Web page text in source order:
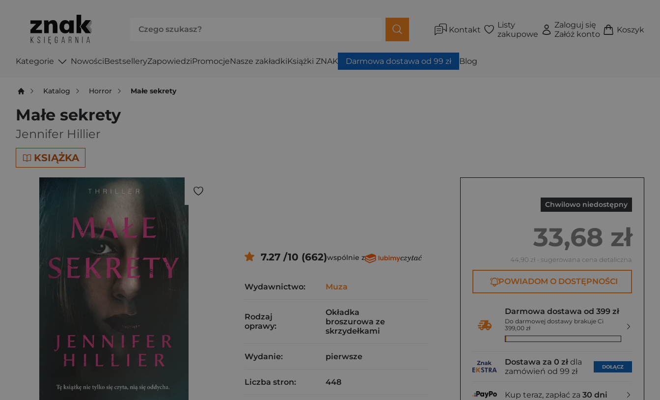
Kontakt
Listy
zakupowe
Zaloguj się
Załóż konto
Koszyk
Kategorie NowościBestselleryZapowiedziPromocjeNasze zakładkiKsiążki ZNAK Darmowa dostawa od 99 zł Blog
Katalog Horror Małe sekrety
Małe sekrety
Jennifer Hillier
KSIĄŻKA
Chwilowo niedostępny
33,68 zł
44,90 zł - sugerowana cena detaliczna
POWIADOM O DOSTĘPNOŚCI
Darmowa dostawa od 399 zł
Do darmowej dostawy brakuje Ci
399,00 zł
Dostawa za 0 zł dla
zamówień od 99 zł
DOŁĄCZ
Kup teraz, zapłać za 30 dni
7.27 /10 (662)wspólnie z
Wydawnictwo: Muza
Rodzaj
oprawy:
Okładka
broszurowa ze
skrzydełkami
Wydanie: pierwsze
Liczba stron: 448